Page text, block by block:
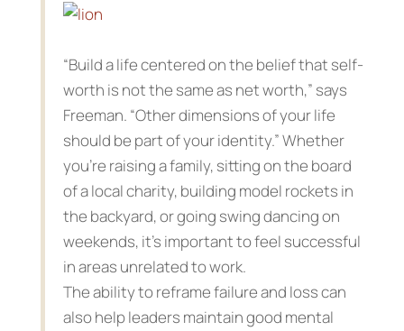
“Build a life centered on the belief that self-
worth is not the same as net worth,” says
Freeman. “Other dimensions of your life
should be part of your identity.” Whether
you’re raising a family, sitting on the board
of a local charity, building model rockets in
the backyard, or going swing dancing on
weekends, it’s important to feel successful
in areas unrelated to work.
The ability to reframe failure and loss can
also help leaders maintain good mental